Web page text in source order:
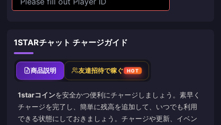
1STARチャット チャージガイド
商品説明 友達招待で稼ぐ HOT
1starコインを安全かつ便利にチャージしましょう。素早く
チャージを完了し、簡単に残高を追加して、いつでも利用
できる状態にしておきましょう。チャージや更新、イベン